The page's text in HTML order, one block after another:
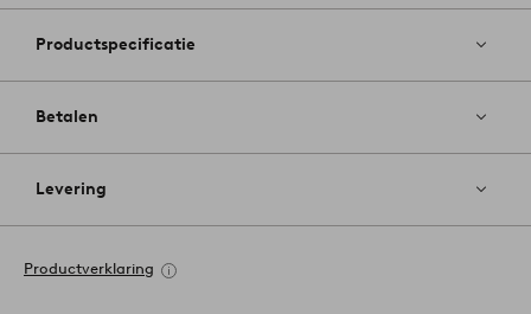
Productspecificatie
Betalen
Levering
Productverklaring